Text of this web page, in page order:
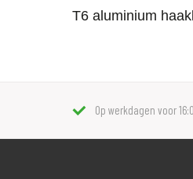
T6 aluminium
Op werkdagen voor